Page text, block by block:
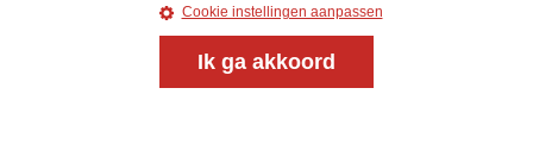
Cookie instellingen aanpassen
Ik ga akkoord